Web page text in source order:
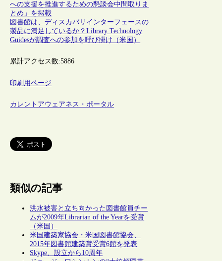
への支援を推進するための懇談会中間取りま
とめ」を掲載
図書館は、ディスカバリインターフェースの
製品に満足しているか？Library Technology
Guidesが調査への参加を呼び掛け（米国）
累計アクセス数:5886
印刷用ページ
カレントアウェアネス・ポータル
類似の記事
洪水被害と立ち向かった図書館員チー
ムが2009年Librarian of the Yearを受賞
（米国）
米国建築家協会・米国図書館協会、
2015年図書館建築賞受賞6館を発表
Skype、設立から10周年